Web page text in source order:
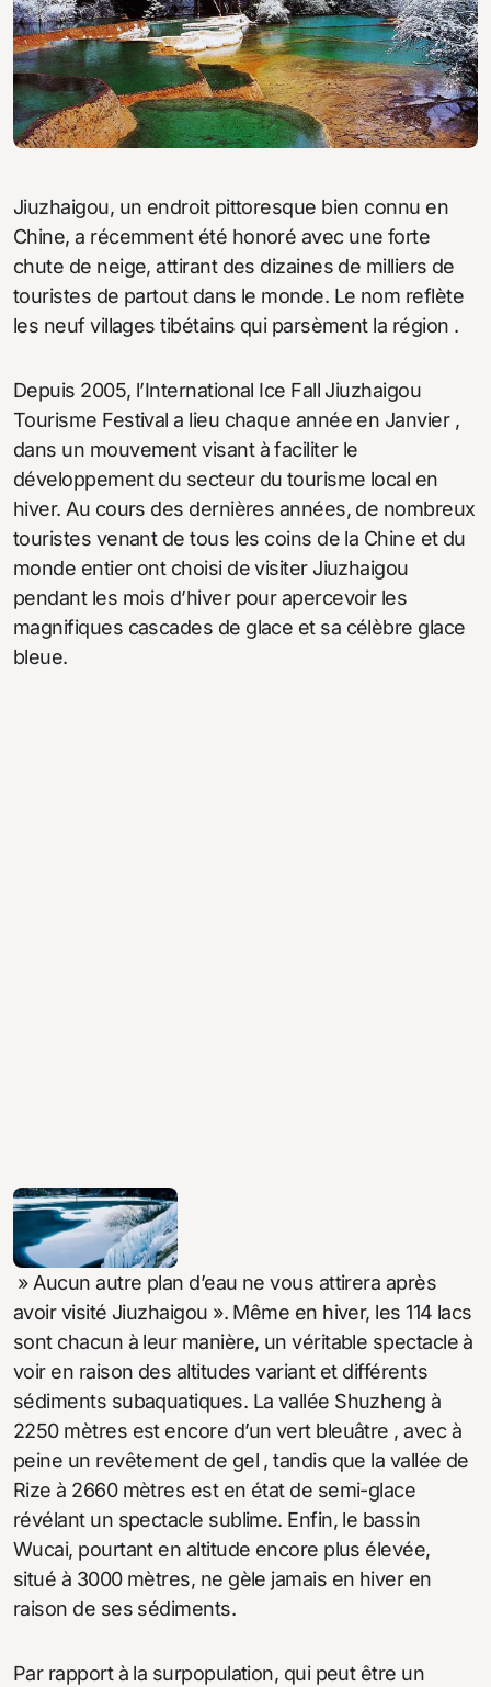
Jiuzhaigou, un endroit pittoresque bien connu en
Chine, a récemment été honoré avec une forte
chute de neige, attirant des dizaines de milliers de
touristes de partout dans le monde. Le nom reflète
les neuf villages tibétains qui parsèment la région .
Depuis 2005, l’International Ice Fall Jiuzhaigou
Tourisme Festival a lieu chaque année en Janvier ,
dans un mouvement visant à faciliter le
développement du secteur du tourisme local en
hiver. Au cours des dernières années, de nombreux
touristes venant de tous les coins de la Chine et du
monde entier ont choisi de visiter Jiuzhaigou
pendant les mois d’hiver pour apercevoir les
magnifiques cascades de glace et sa célèbre glace
bleue.
» Aucun autre plan d’eau ne vous attirera après
avoir visité Jiuzhaigou ». Même en hiver, les 114 lacs
sont chacun à leur manière, un véritable spectacle à
voir en raison des altitudes variant et différents
sédiments subaquatiques. La vallée Shuzheng à
2250 mètres est encore d’un vert bleuâtre , avec à
peine un revêtement de gel , tandis que la vallée de
Rize à 2660 mètres est en état de semi-glace
révélant un spectacle sublime. Enfin, le bassin
Wucai, pourtant en altitude encore plus élevée,
situé à 3000 mètres, ne gèle jamais en hiver en
raison de ses sédiments.
Par rapport à la surpopulation, qui peut être un